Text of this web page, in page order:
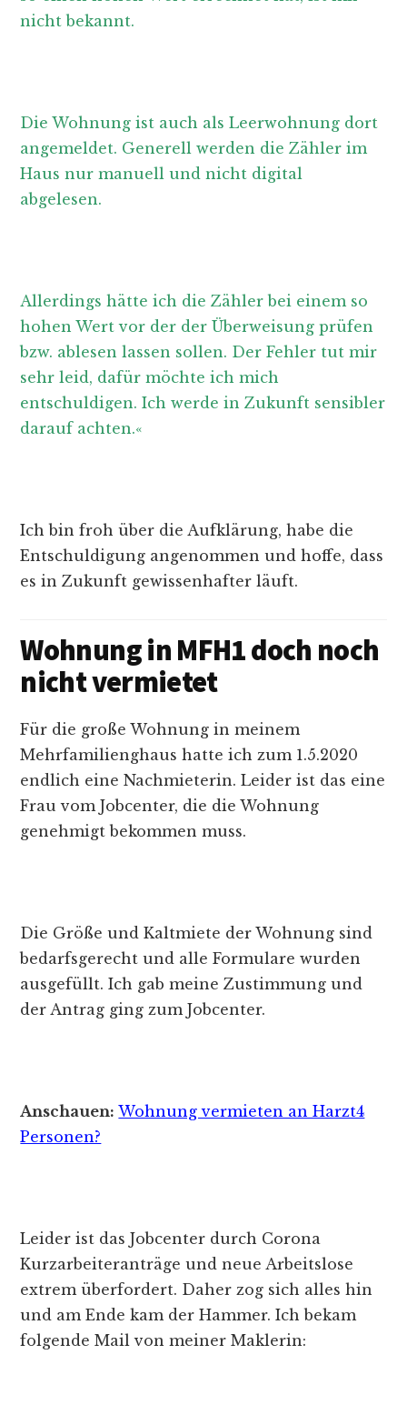
nicht bekannt.
Die Wohnung ist auch als Leerwohnung dort
angemeldet. Generell werden die Zähler im
Haus nur manuell und nicht digital
abgelesen.
Allerdings hätte ich die Zähler bei einem so
hohen Wert vor der der Überweisung prüfen
bzw. ablesen lassen sollen. Der Fehler tut mir
sehr leid, dafür möchte ich mich
entschuldigen. Ich werde in Zukunft sensibler
darauf achten.«
Ich bin froh über die Aufklärung, habe die
Entschuldigung angenommen und hoffe, dass
es in Zukunft gewissenhafter läuft.
Wohnung in MFH1 doch noch
nicht vermietet
Für die große Wohnung in meinem
Mehrfamilienghaus hatte ich zum 1.5.2020
endlich eine Nachmieterin. Leider ist das eine
Frau vom Jobcenter, die die Wohnung
genehmigt bekommen muss.
Die Größe und Kaltmiete der Wohnung sind
bedarfsgerecht und alle Formulare wurden
ausgefüllt. Ich gab meine Zustimmung und
der Antrag ging zum Jobcenter.
Anschauen: Wohnung vermieten an Harzt4
Personen?
Leider ist das Jobcenter durch Corona
Kurzarbeiteranträge und neue Arbeitslose
extrem überfordert. Daher zog sich alles hin
und am Ende kam der Hammer. Ich bekam
folgende Mail von meiner Maklerin: